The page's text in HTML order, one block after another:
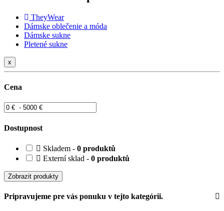
TheyWear
Dámske oblečenie a móda
Dámske sukne
Pletené sukne
x
Cena
Dostupnost
Skladem - 0 produktů
Externí sklad - 0 produktů
Zobrazit produkty
Pripravujeme pre vás ponuku v tejto kategórii.